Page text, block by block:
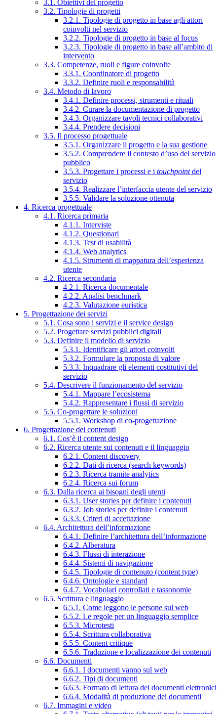
3.1. Obiettivi del progetto
3.2. Tipologie di progetti
3.2.1. Tipologie di progetto in base agli attori
coinvolti nel servizio
3.2.2. Tipologie di progetto in base al focus
3.2.3. Tipologie di progetto in base all’ambito di
intervento
3.3. Competenze, ruoli e figure coinvolte
3.3.1. Coordinatore di progetto
3.3.2. Definire ruoli e responsabilità
3.4. Metodo di lavoro
3.4.1. Definire processi, strumenti e rituali
3.4.2. Curare la documentazione di progetto
3.4.3. Organizzare tavoli tecnici collaborativi
3.4.4. Prendere decisioni
3.5. Il processo progettuale
3.5.1. Organizzare il progetto e la sua gestione
3.5.2. Comprendere il contesto d’uso del servizio
pubblico
3.5.3. Progettare i processi e i touchpointdel
servizio
3.5.4. Realizzare l’interfaccia utente del servizio
3.5.5. Validare la soluzione ottenuta
4. Ricerca progettuale
4.1. Ricerca primaria
4.1.1. Interviste
4.1.2. Questionari
4.1.3. Test di usabilità
4.1.4. Web analytics
4.1.5. Strumenti di mappatura dell’esperienza
utente
4.2. Ricerca secondaria
4.2.1. Ricerca documentale
4.2.2. Analisi benchmark
4.2.3. Valutazione euristica
5. Progettazione dei servizi
5.1. Cosa sono i servizi e il service design
5.2. Progettare servizi pubblici digitali
5.3. Definire il modello di servizio
5.3.1. Identificare gli attori coinvolti
5.3.2. Formulare la proposta di valore
5.3.3. Inquadrare gli elementi costitutivi del
servizio
5.4. Descrivere il funzionamento del servizio
5.4.1. Mappare l’ecosistema
5.4.2. Rappresentare i flussi di servizio
5.5. Co-progettare le soluzioni
5.5.1. Workshop di co-progettazione
6. Progettazione dei contenuti
6.1. Cos’è il content design
6.2. Ricerca utente sui contenuti e il linguaggio
6.2.1. Content discovery
6.2.2. Dati di ricerca (search keywords)
6.2.3. Ricerca tramite analytics
6.2.4. Ricerca sui forum
6.3. Dalla ricerca ai bisogni degli utenti
6.3.1. User stories per definire i contenuti
6.3.2. Job stories per definire i contenuti
6.3.3. Criteri di accettazione
6.4. Architettura dell’informazione
6.4.1. Definire l’architettura dell’informazione
6.4.2. Alberatura
6.4.3. Flussi di interazione
6.4.4. Sistemi di navigazione
6.4.5. Tipologie di contenuto (content type)
6.4.6. Ontologie e standard
6.4.7. Vocabolari controllati e tassonomie
6.5. Scrittura e linguaggio
6.5.1. Come leggono le persone sul web
6.5.2. Le regole per un linguaggio semplice
6.5.3. Microtesti
6.5.4. Scrittura collaborativa
6.5.5. Content critique
6.5.6. Traduzione e localizzazione dei contenuti
6.6. Documenti
6.6.1. I documenti vanno sul web
6.6.2. Tipi di documenti
6.6.3. Formato di lettura dei documenti elettronici
6.6.4. Modalità di produzione dei documenti
6.7. Immagini e video